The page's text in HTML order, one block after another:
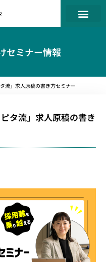
セミナー情報
流」求人原稿の書き方セミナー
タ流」求人原稿の書き